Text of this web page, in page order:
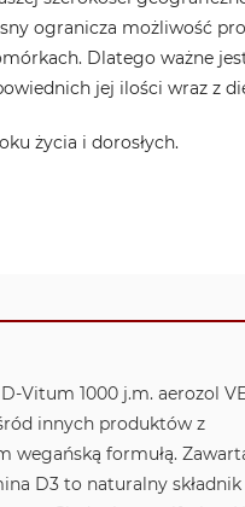
ogranicza możliwość
Dlatego ważne
jej ilości wraz z
życia i dorosłych.
Vitum 1000 j.m. aerozol
innych produktów z
wegańską formułą.
D3 to naturalny składnik